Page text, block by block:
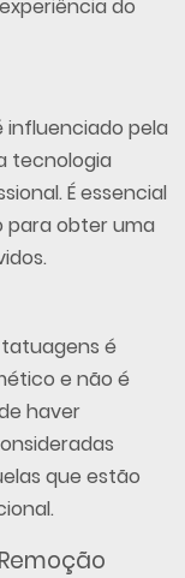
do
pela
tecnologia
É essencial
para obter uma
tatuagens é
e não é
haver
que estão